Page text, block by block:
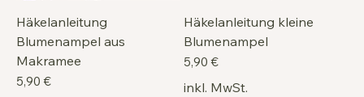
Häkelanleitung
Blumenampel aus
Makramee
Preis
5,90 €
Häkelanleitung kleine
Blumenampel
Preis
5,90 €
inkl. MwSt.